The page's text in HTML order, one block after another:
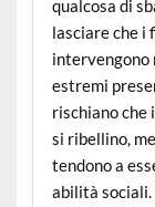
qualcosa di
lasciare che i
intervengono
estremi
rischiano
si ribellino,
tendono a
abilità